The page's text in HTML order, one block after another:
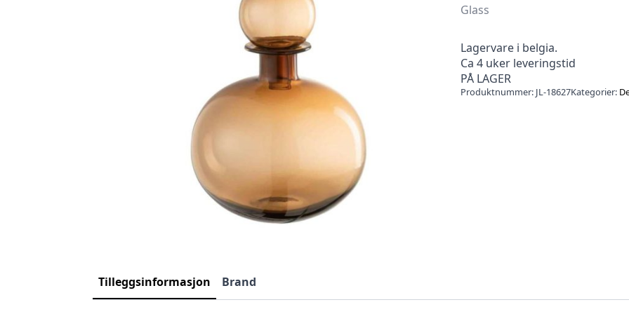
Glass
Lagervare i belgia.
Ca 4 uker leveringstid
PÅ LAGER
Produktnummer: JL-18627Kategorier:
Tilleggsinformasjon Brand